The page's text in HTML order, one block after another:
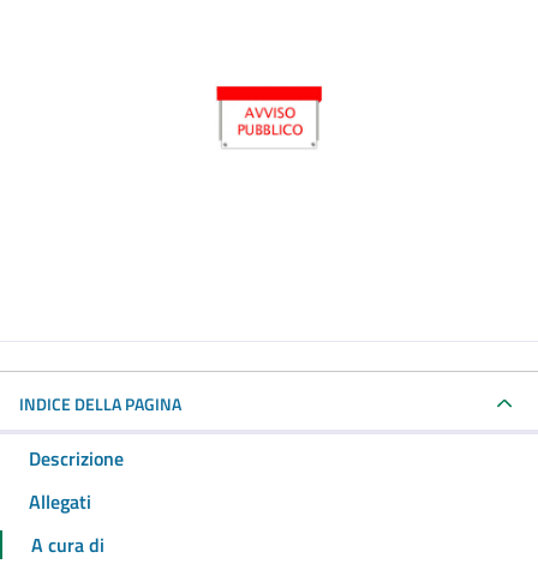
INDICE DELLA PAGINA
Descrizione
Allegati
A cura di